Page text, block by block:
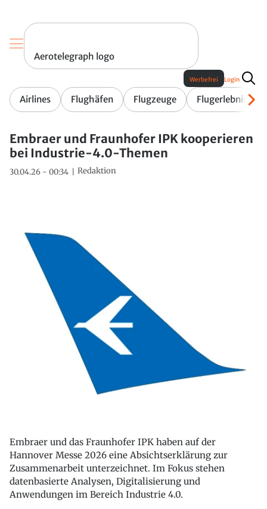
Aerotelegraph logo
Airlines Flughäfen Flugzeuge Flugerlebnis
Werbefrei Login
Embraer und Fraunhofer IPK kooperieren
bei Industrie-4.0-Themen
30.04.26 - 00:34 Redaktion
Embraer und das Fraunhofer IPK haben auf der
Hannover Messe 2026 eine Absichtserklärung zur
Zusammenarbeit unterzeichnet. Im Fokus stehen
datenbasierte Analysen, Digitalisierung und
Anwendungen im Bereich Industrie 4.0.